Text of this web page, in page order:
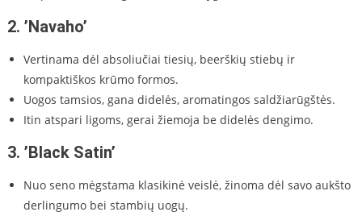
2. ’Navaho’
Vertinama dėl absoliučiai tiesių, beerškių stiebų ir
kompaktiškos krūmo formos.
Uogos tamsios, gana didelės, aromatingos saldžiarūgštės.
Itin atspari ligoms, gerai žiemoja be didelės dengimo.
3. ’Black Satin’
Nuo seno mėgstama klasikinė veislė, žinoma dėl savo aukšto
derlingumo bei stambių uogų.